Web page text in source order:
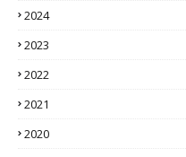
2024
2023
2022
2021
2020